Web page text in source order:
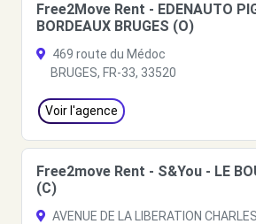
Free2Move Rent - EDENAUTO
BORDEAUX BRUGES (O)
469 route du Médoc
BRUGES, FR-33, 33520
Voir l'agence
Free2move Rent - S&You - LE
(C)
AVENUE DE LA LIBERATION